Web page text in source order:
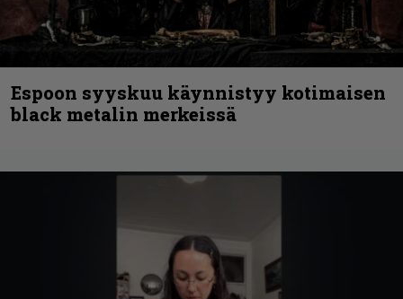
Espoon syyskuu käynnistyy kotimaisen
black metalin merkeissä